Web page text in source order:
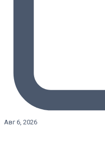
Авг 6, 2026